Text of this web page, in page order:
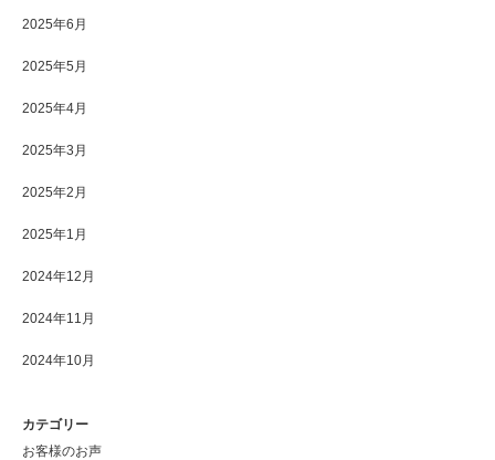
2025年6月
2025年5月
2025年4月
2025年3月
2025年2月
2025年1月
2024年12月
2024年11月
2024年10月
カテゴリー
お客様のお声